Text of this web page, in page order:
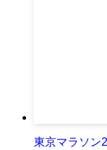
東京マラソン